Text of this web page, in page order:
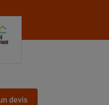
devis